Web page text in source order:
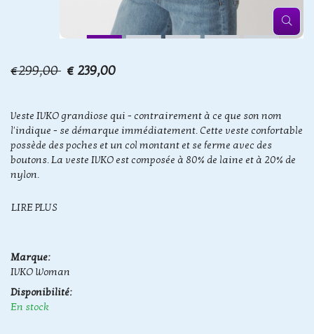
€299,00 € 239,00
Veste IVKO grandiose qui - contrairement à ce que son nom
l'indique - se démarque immédiatement. Cette veste confortable
possède des poches et un col montant et se ferme avec des
boutons. La veste IVKO est composée à 80% de laine et à 20% de
nylon.
LIRE PLUS
Marque:
IVKO Woman
Disponibilité:
En stock